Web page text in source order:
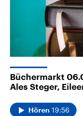
Büchermarkt
Ales Steger,
Hören 19:56